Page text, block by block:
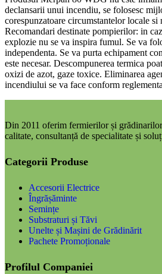
declansarii unui incendiu, se folosesc
corespunzatoare circumstantelor locale
Recomandari destinate pompierilor: in
explozie nu se va inspira fumul. Se va
independenta. Se va purta echipament
este necesar. Descompunerea termica
oxizi de azot, gaze toxice. Eliminarea
incendiului se va face conform
Din 2011 oferim fermierilor și
calitate, consultanță de specialitate și
Categorii Produse
Accesorii Electrice
Îngrășăminte
Semințe
Substraturi și Tăvi
Unelte și Mașini de Grădinărit
Pachete Promoționale
Profilul Companiei